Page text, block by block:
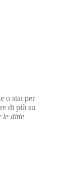
o stai per
di più su
le ditte